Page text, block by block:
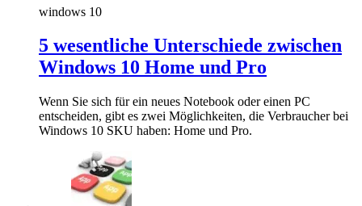
windows 10
5 wesentliche Unterschiede zwischen
Windows 10 Home und Pro
Wenn Sie sich für ein neues Notebook oder einen PC
entscheiden, gibt es zwei Möglichkeiten, die Verbraucher bei
Windows 10 SKU haben: Home und Pro.